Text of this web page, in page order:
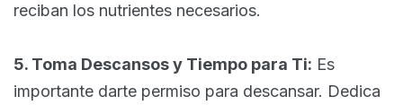
reciban los nutrientes necesarios.
5. Toma Descansos y Tiempo para Ti: Es
importante darte permiso para descansar. Dedica